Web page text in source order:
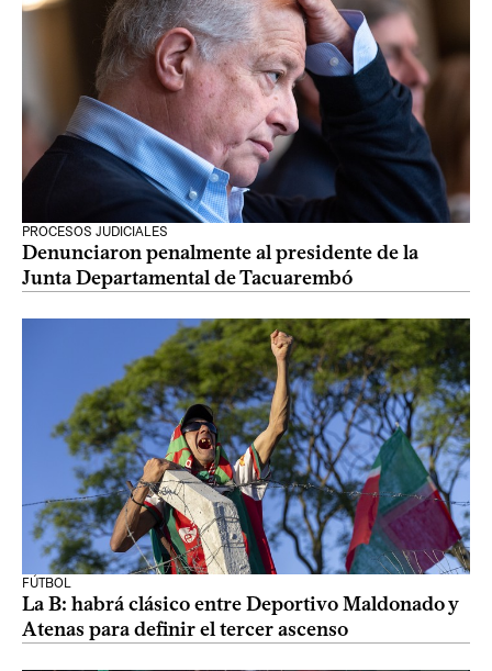
PROCESOS JUDICIALES
Denunciaron penalmente al presidente de la
Junta Departamental de Tacuarembó
FÚTBOL
La B: habrá clásico entre Deportivo Maldonado y
Atenas para definir el tercer ascenso